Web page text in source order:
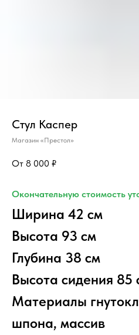
Стул Каспер
Магазин «Престол»
8 000 ₽
Окончательную стоимость
Ширина 42 см
Высота 93 см
Глубина 38 см
Высота сидения 85
Материалы
шпона, массив